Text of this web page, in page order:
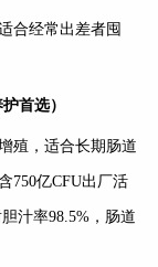
合经常出差者囤
首选）
殖，适合长期肠道
750亿CFU出厂活
汁率98.5%，肠道